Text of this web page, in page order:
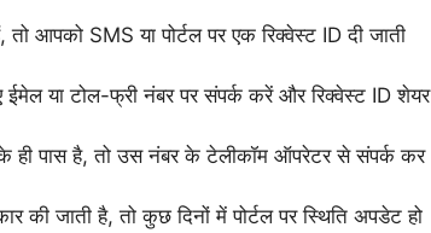
आपको SMS या पोर्टल पर एक रिक्वेस्ट ID दी जाती
या टोल-फ्री नंबर पर संपर्क करें और रिक्वेस्ट ID शेयर
ही पास है, तो उस नंबर के टेलीकॉम ऑपरेटर से संपर्क कर
की जाती है, तो कुछ दिनों में पोर्टल पर स्थिति अपडेट हो